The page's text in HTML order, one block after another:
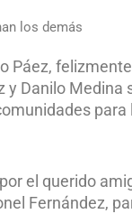
los demás
Páez,
Danilo
el querido
Fernández,